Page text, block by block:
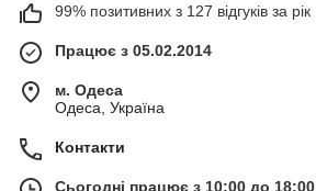
99% позитивних з 127 відгуків за рік
Працює з 05.02.2014
м. Одеса
Одеса, Україна
Контакти
Сьогодні працює з 10:00 до 18:00